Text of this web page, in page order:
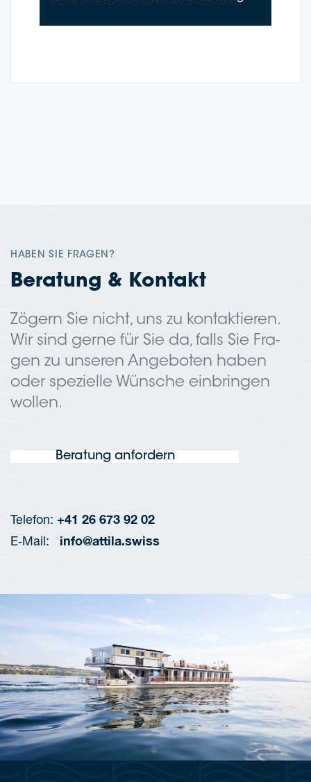
HABEN SIE FRAGEN?
Bera­tung & Kontakt
Zögern Sie nicht, uns zu kon­tak­tie­ren.
Wir sind gerne für Sie da, falls Sie Fra­
gen zu unse­ren Ange­bo­ten haben
oder spe­zi­el­le Wün­sche ein­brin­gen
wollen.
Bera­tung anfordern
Tele­fon: +41 26 673 92 02
E‑Mail: info@attila.swiss